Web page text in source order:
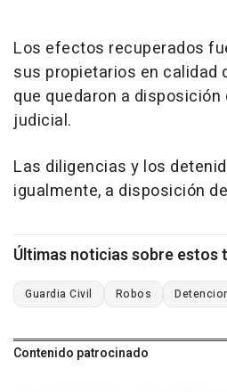
Los efectos recuperados
sus propietarios en calidad
que quedaron a disposición
judicial.
Las diligencias y los
igualmente, a disposición
Últimas noticias sobre estos
Guardia Civil Robos
Contenido patrocinado